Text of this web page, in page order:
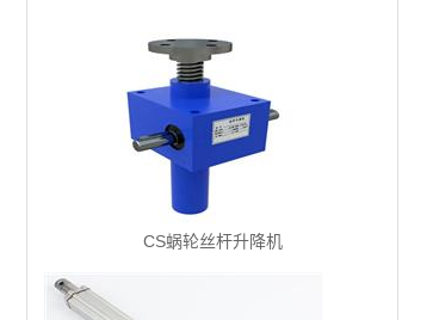
CS蜗轮丝杆升降机